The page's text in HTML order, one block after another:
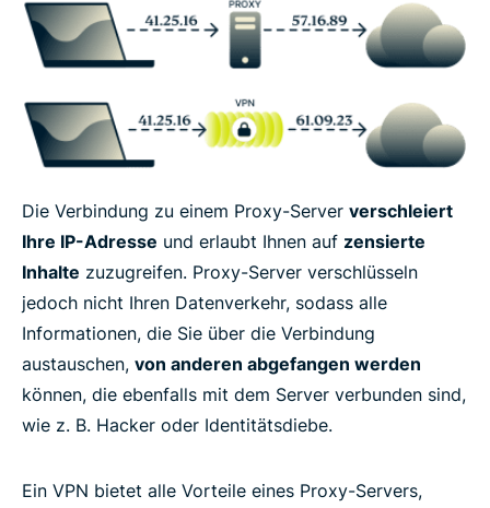
Die Verbindung zu einem Proxy-Server verschleiert
Ihre IP-Adresse und erlaubt Ihnen auf zensierte
Inhalte zuzugreifen. Proxy-Server verschlüsseln
jedoch nicht Ihren Datenverkehr, sodass alle
Informationen, die Sie über die Verbindung
austauschen, von anderen abgefangen werden
können, die ebenfalls mit dem Server verbunden sind,
wie z. B. Hacker oder Identitätsdiebe.
Ein VPN bietet alle Vorteile eines Proxy-Servers,